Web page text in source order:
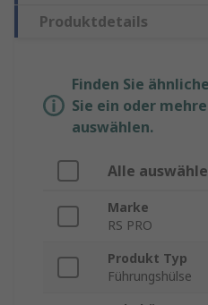
Produktdetails
Finden Sie
Sie ein oder
auswählen.
Alle
Marke
RS PRO
Produkt Typ
Führungshülse